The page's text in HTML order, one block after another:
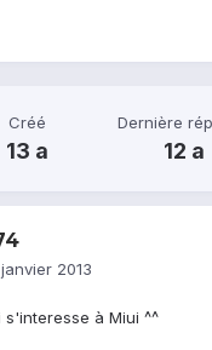
Créé
13 a
Dernière
12 a
janvier 2013
à Miui ^^